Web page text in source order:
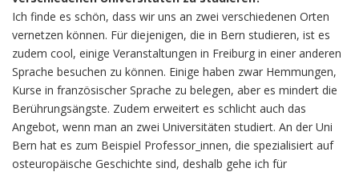
Ich finde es schön, dass wir uns an zwei verschiedenen Orten
vernetzen können. Für diejenigen, die in Bern studieren, ist es
zudem cool, einige Veranstaltungen in Freiburg in einer anderen
Sprache besuchen zu können. Einige haben zwar Hemmungen,
Kurse in französischer Sprache zu belegen, aber es mindert die
Berührungsängste. Zudem erweitert es schlicht auch das
Angebot, wenn man an zwei Universitäten studiert. An der Uni
Bern hat es zum Beispiel Professor_innen, die spezialisiert auf
osteuropäische Geschichte sind, deshalb gehe ich für